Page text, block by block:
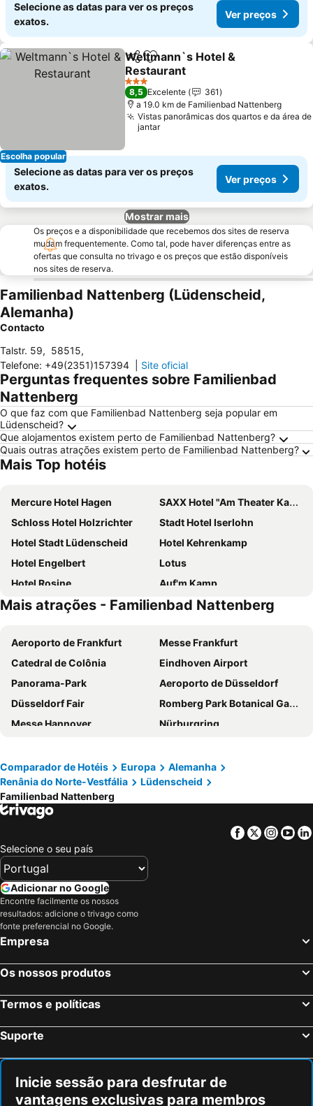
Selecione as datas para ver os preços
exatos.
Ver preços
Escolha popular
PartilharAdicionar aos favoritos
Weltmann`s Hotel &
Restaurant
Ver preços
3 Estrelas
8,5 Excelente
361
a 19.0 km de Familienbad Nattenberg
Vistas panorâmicas dos quartos e da área de
jantar
Selecione as datas para ver os preços
exatos.
Ver preços
Mostrar mais
Os preços e a disponibilidade que recebemos dos sites de reserva
mudam frequentemente. Como tal, pode haver diferenças entre as
ofertas que consulta no trivago e os preços que estão disponíveis
nos sites de reserva.
Familienbad Nattenberg (Lüdenscheid,
Alemanha)
Contacto
Talstr. 59, 58515,
Telefone: +49(2351)157394 Site oficial
Perguntas frequentes sobre Familienbad
Nattenberg
O que faz com que Familienbad Nattenberg seja popular em
Lüdenscheid?
Que alojamentos existem perto de Familienbad Nattenberg?
Quais outras atrações existem perto de Familienbad Nattenberg?
Mais Top hotéis
Mercure Hotel Hagen
SAXX Hotel "Am Theater Karree"
Schloss Hotel Holzrichter
Stadt Hotel Iserlohn
Hotel Stadt Lüdenscheid
Hotel Kehrenkamp
Hotel Engelbert
Lotus
Hotel Rosine
Auf'm Kamp
Mais atrações - Familienbad Nattenberg
Aeroporto de Frankfurt
Messe Frankfurt
Catedral de Colônia
Eindhoven Airport
Panorama-Park
Aeroporto de Düsseldorf
Düsseldorf Fair
Romberg Park Botanical Gardens
Messe Hannover
Nürburgring
Cidade Velha de Colonia /Zona antiga de Colonia
Hannover is(s)t phantastisch
Düsseldorf Altstadt
De Efteling
Hauptbahnhof Frankfurt
Liège-Guillemins
Cologne Central station
Bonn-Zentrum
Aeroporto de Hannover
Maastricht University
Frankfurt Zoo
Ehrenfeld
MECC
Hauptbahnhof Düsseldorf
Jaarbeurs Utrecht
Historisches Rathaus Köln
Museumsufer Frankfurt am Main
Stadium Galgenwaard
Altstadt-Nord
Altstadt
Comparador de Hotéis Europa
Alemanha
Renânia do Norte-Vestfália
Lüdenscheid
Familienbad Nattenberg
Facebook
Twitter
Selecione o seu país
Adicionar no Google
Encontre facilmente os nossos
resultados: adicione o trivago como
fonte preferencial no Google.
Empresa
Os nossos produtos
Termos e políticas
Suporte
Inicie sessão para desfrutar de
vantagens exclusivas para membros